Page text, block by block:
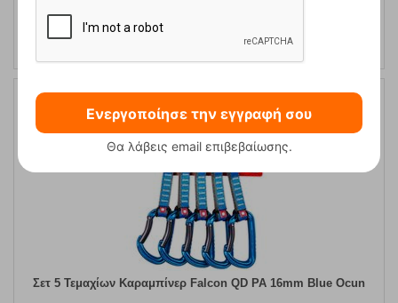
FRE-11072
Άμεσαδιαθέσιμο
Σετ 5 Τεμαχίων Καραμπίνερ Falcon QD PA 16mm Blue Ocun
Ενεργοποίησε την εγγραφή σου
Θα λάβεις email επιβεβαίωσης.